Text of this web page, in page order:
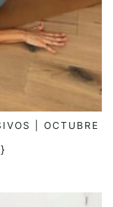
| OCTUBRE